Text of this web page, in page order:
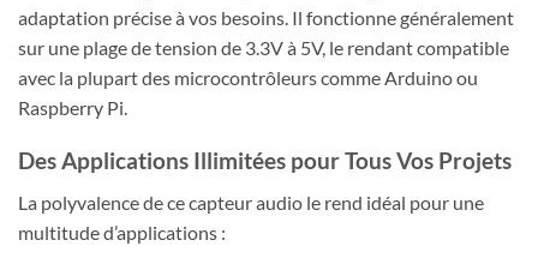
adaptation précise à vos besoins. Il fonctionne généralement
sur une plage de tension de 3.3V à 5V, le rendant compatible
avec la plupart des microcontrôleurs comme Arduino ou
Raspberry Pi.
Des Applications Illimitées pour Tous Vos Projets
La polyvalence de ce capteur audio le rend idéal pour une
multitude d’applications :